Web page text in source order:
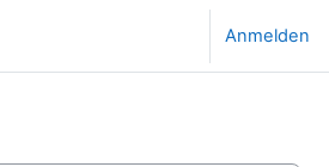
Anmelden